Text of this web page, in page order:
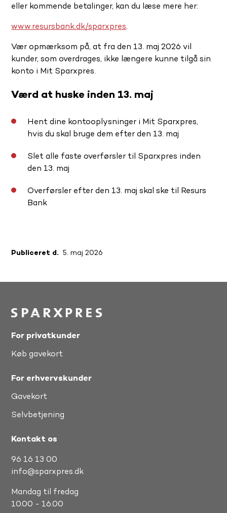
eller kommende betalinger, kan du læse mere her:
www.resursbank.dk/sparxpres.
Vær opmærksom på, at fra den 13. maj 2026 vil
kunder, som overdrages, ikke længere kunne tilgå sin
konto i Mit Sparxpres.
Værd at huske inden 13. maj
Hent dine kontooplysninger i Mit Sparxpres,
hvis du skal bruge dem efter den 13. maj
Slet alle faste overførsler til Sparxpres inden
den 13. maj
Overførsler efter den 13. maj skal ske til Resurs
Bank
Publiceret d. 5. maj 2026
For privatkunder
Køb gavekort
For erhvervskunder
Gavekort
Selvbetjening
Kontakt os
96 16 13 00
info@sparxpres.dk
Mandag til fredag
10.00 - 16.00